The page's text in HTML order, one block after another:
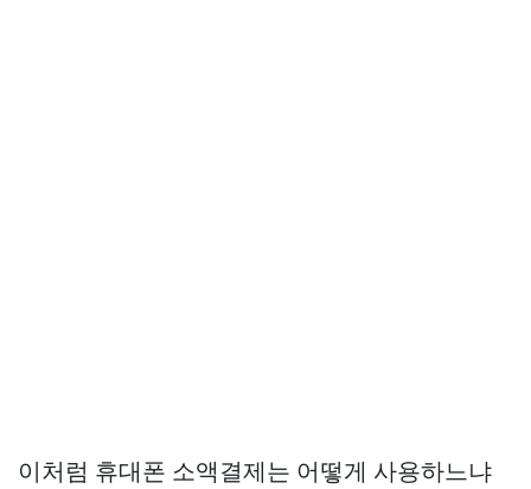
이처럼 휴대폰 소액결제는 어떻게 사용하느냐